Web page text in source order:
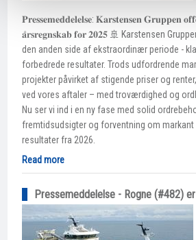
𝐏𝐫𝐞𝐬𝐬𝐞𝐦𝐞𝐝𝐝𝐞𝐥𝐞𝐥𝐬𝐞: 𝐊𝐚𝐫𝐬𝐭𝐞𝐧𝐬𝐞𝐧 𝐆𝐫𝐮𝐩𝐩𝐞𝐧
𝐚̊𝐫𝐬𝐫𝐞𝐠𝐧𝐬𝐤𝐚𝐛 𝐟𝐨𝐫 𝟐𝟎𝟐𝟓 🚢 Karstensen
den anden side af ekstraordinær periode -
forbedrede resultater. Trods udfordrende
projekter påvirket af stigende priser og
ved vores aftaler – med troværdighed og
Nu ser vi ind i en ny fase med solid
fremtidsudsigter og forventning om markant
resultater fra 2026.
Read more
Pressemeddelelse - Rogne (#482)